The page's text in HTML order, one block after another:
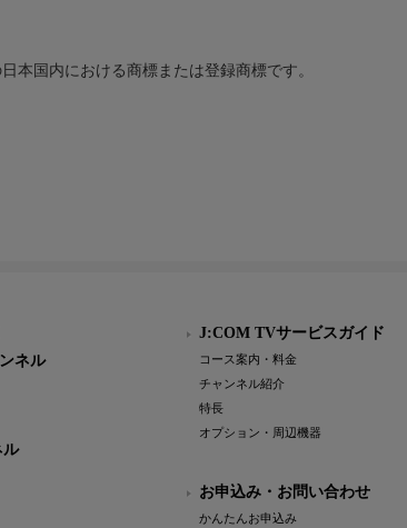
本国内における商標または登録商標です。
ネル
ル
J:COM TVサービスガイド
コース案内・料金
チャンネル紹介
特長
オプション・周辺機器
お申込み・お問い合わせ
かんたんお申込み